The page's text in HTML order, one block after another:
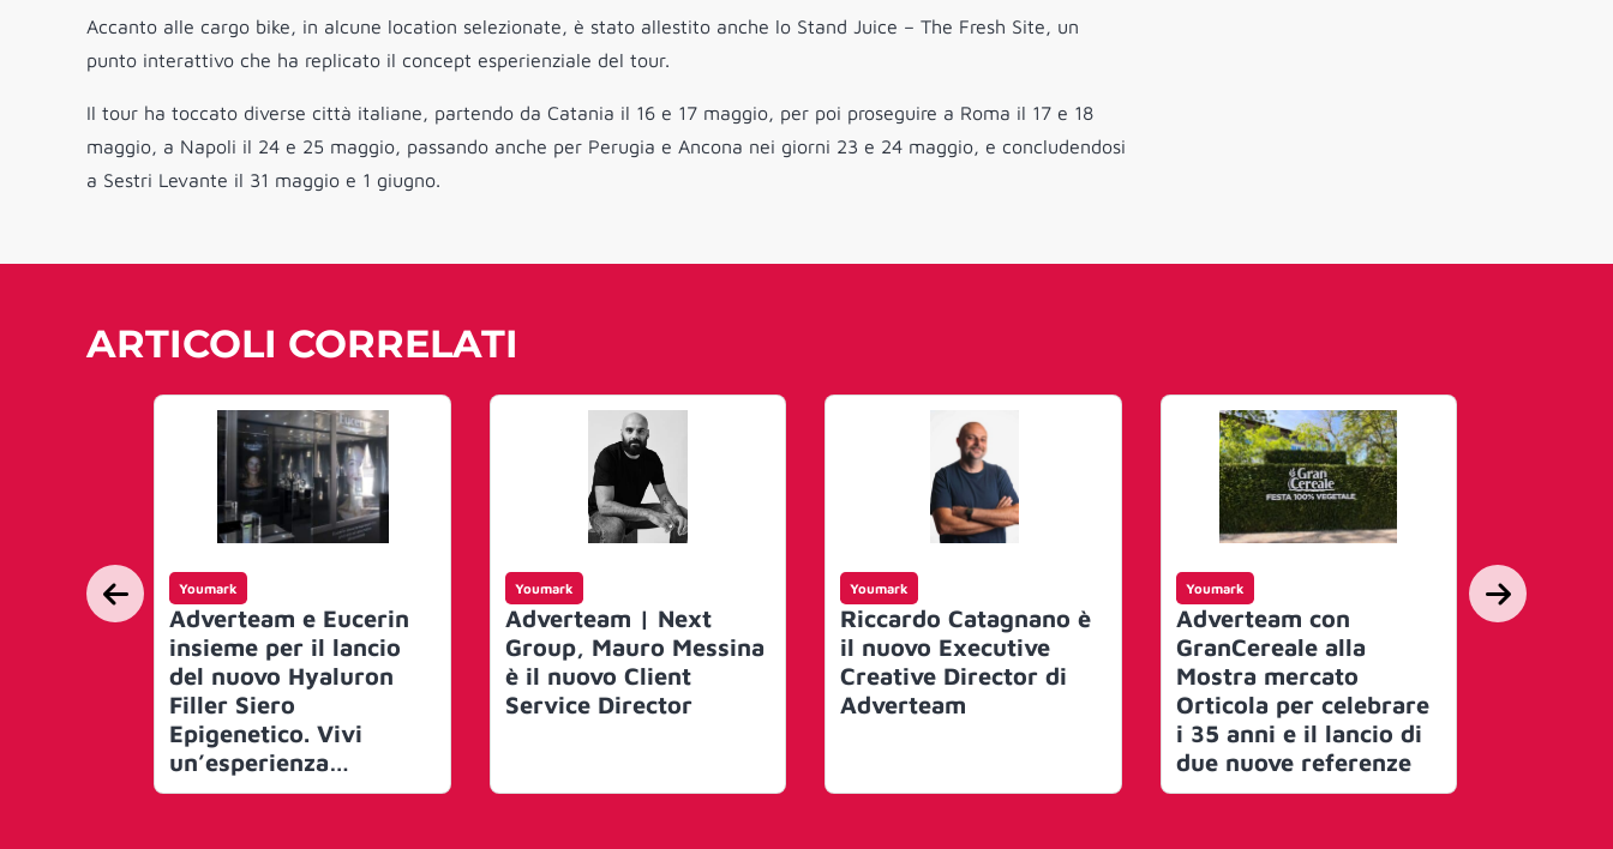
Accanto alle cargo bike, in alcune location selezionate, è stato allestito anche lo Stand Juice – The Fresh Site, un
punto interattivo che ha replicato il concept esperienziale del tour.
Il tour ha toccato diverse città italiane, partendo da Catania il 16 e 17 maggio, per poi proseguire a Roma il 17 e 18
maggio, a Napoli il 24 e 25 maggio, passando anche per Perugia e Ancona nei giorni 23 e 24 maggio, e concludendosi
a Sestri Levante il 31 maggio e 1 giugno.
ARTICOLI CORRELATI
Youmark
Adverteam e Eucerin
insieme per il lancio
del nuovo Hyaluron
Filler Siero
Epigenetico. Vivi
un’esperienza
sensoriale per
Youmark
Adverteam | Next
Group, Mauro Messina
è il nuovo Client
Service Director
Youmark
Riccardo Catagnano è
il nuovo Executive
Creative Director di
Adverteam
Youmark
Adverteam con
GranCereale alla
Mostra mercato
Orticola per celebrare
i 35 anni e il lancio di
due nuove referenze
Youmark
Per i